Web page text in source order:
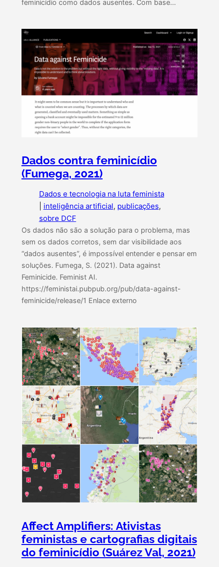
feminicídio como dados ausentes. Com base…
Dados contra feminicídio
(Fumega, 2021)
Dados e tecnologia na luta feminista
inteligência artificial, publicações
sobre DCF
Os dados não são a solução para o problema, mas
sem os dados corretos, sem dar visibilidade aos
“dados ausentes”, é impossível entender e pensar em
soluções. Fumega, S. (2021). Data against
Feminicide. Feminist AI.
https://feministai.pubpub.org/pub/data-against-
feminicide/release/1 Enlace externo
Affect Amplifiers: Ativistas
feministas e cartografias digitais
do feminicídio (Suárez Val, 2021)